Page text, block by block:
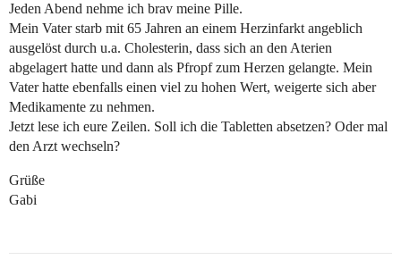
Jeden Abend nehme ich brav meine Pille.
Mein Vater starb mit 65 Jahren an einem Herzinfarkt angeblich
ausgelöst durch u.a. Cholesterin, dass sich an den Aterien
abgelagert hatte und dann als Pfropf zum Herzen gelangte. Mein
Vater hatte ebenfalls einen viel zu hohen Wert, weigerte sich aber
Medikamente zu nehmen.
Jetzt lese ich eure Zeilen. Soll ich die Tabletten absetzen? Oder mal
den Arzt wechseln?
Grüße
Gabi